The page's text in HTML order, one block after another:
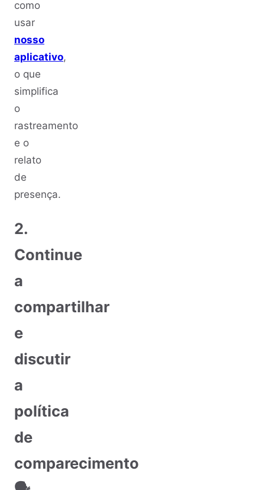
como
usar
nosso
aplicativo,
o que
simplifica
o
rastreamento
e o
relato
de
presença.
2.
Continue
a
compartilhar
e
discutir
a
política
de
comparecimento